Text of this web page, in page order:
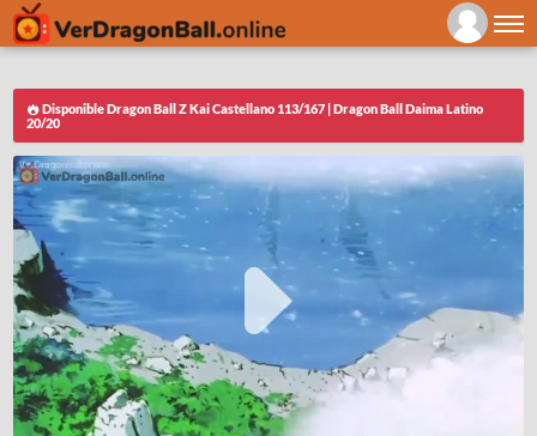
Disponible Dragon Ball Z Kai Castellano 113/167 | Dragon Ball Daima Latino
20/20